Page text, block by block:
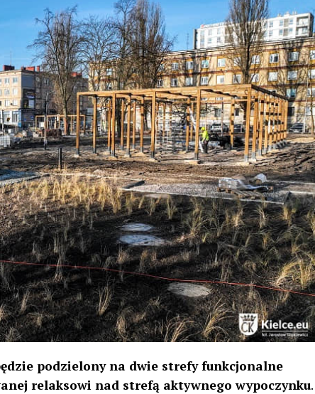
podzielony na dwie strefy funkcjonalne
relaksowi nad strefą aktywnego wypoczynku.